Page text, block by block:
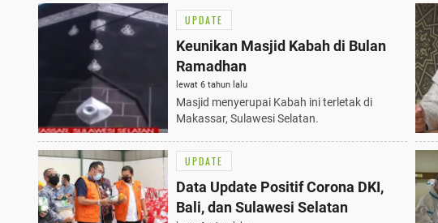
UPDATE
Keunikan Masjid Kabah di Bulan
Ramadhan
lewat 6 tahun lalu
Masjid menyerupai Kabah ini terletak di
Makassar, Sulawesi Selatan.
UPDATE
Data Update Positif Corona DKI,
Bali, dan Sulawesi Selatan